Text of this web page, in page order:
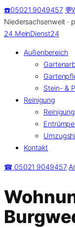
Zum
Inhalt
springen
☎️05021 9049457 💬
Niedersachsenweit ·
24 MeinDienst24
Außenbereich
Stein- &
Reinigung
Kontakt
☎ 05021 9049457